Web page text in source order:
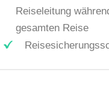
Reiseleitung
gesamten Reise